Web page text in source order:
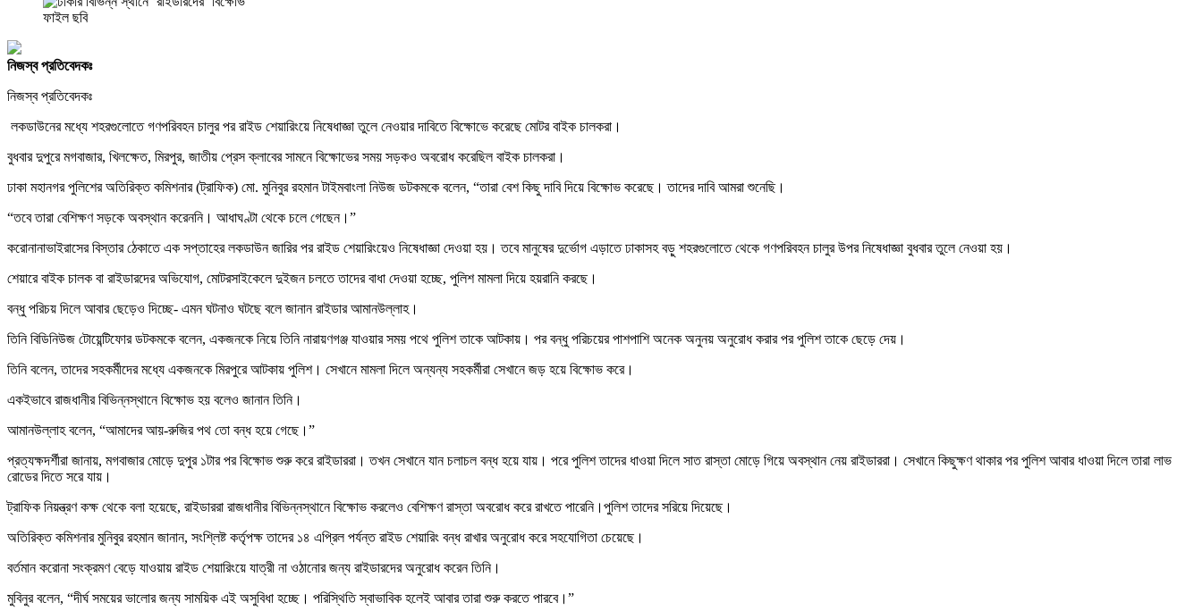
ফাইল ছবি
নিজস্ব প্রতিবেদকঃ
নিজস্ব প্রতিবেদকঃ
লকডাউনের মধ্যে শহরগুলোতে গণপরিবহন চালুর পর রাইড শেয়ারিংয়ে নিষেধাজ্ঞা তুলে নেওয়ার দাবিতে বিক্ষোভে করেছে মোটর বাইক চালকরা।
বুধবার দুপুরে মগবাজার, খিলক্ষেত, মিরপুর, জাতীয় প্রেস ক্লাবের সামনে বিক্ষোভের সময় সড়কও অবরোধ করেছিল বাইক চালকরা।
ঢাকা মহানগর পুলিশের অতিরিক্ত কমিশনার (ট্রাফিক) মো. মুনিবুর রহমান টাইমবাংলা নিউজ ডটকমকে বলেন, “তারা বেশ কিছু দাবি দিয়ে বিক্ষোভ করেছে। তাদের দাবি আমরা শুনেছি।
“তবে তারা বেশিক্ষণ সড়কে অবস্থান করেননি। আধাঘণ্টা থেকে চলে গেছেন।”
করোনানাভাইরাসের বিস্তার ঠেকাতে এক সপ্তাহের লকডাউন জারির পর রাইড শেয়ারিংয়েও নিষেধাজ্ঞা দেওয়া হয়। তবে মানুষের দুর্ভোগ এড়াতে ঢাকাসহ বড়ু শহরগুলোতে থেকে গণপরিবহন চালুর উপর নিষেধাজ্ঞা বুধবার তুলে নেওয়া হয়।
শেয়ারে বাইক চালক বা রাইডারদের অভিযোগ, মোটরসাইকেলে দুইজন চলতে তাদের বাধা দেওয়া হচ্ছে, পুলিশ মামলা দিয়ে হয়রানি করছে।
বন্ধু পরিচয় দিলে আবার ছেড়েও দিচ্ছে- এমন ঘটনাও ঘটছে বলে জানান রাইডার আমানউল্লাহ।
তিনি বিডিনিউজ টোয়েন্টিফোর ডটকমকে বলেন, একজনকে নিয়ে তিনি নারায়ণগঞ্জ যাওয়ার সময় পথে পুলিশ তাকে আটকায়। পর বন্ধু পরিচয়ের পাশপাশি অনেক অনুনয় অনুরোধ করার পর পুলিশ তাকে ছেড়ে দেয়।
তিনি বলেন, তাদের সহকর্মীদের মধ্যে একজনকে মিরপুরে আটকায় পুলিশ। সেখানে মামলা দিলে অন্যন্য সহকর্মীরা সেখানে জড় হয়ে বিক্ষোভ করে।
একইভাবে রাজধানীর বিভিন্নস্থানে বিক্ষোভ হয় বলেও জানান তিনি।
আমানউল্লাহ বলেন, “আমাদের আয়-রুজির পথ তো বন্ধ হয়ে গেছে।”
প্রত্যক্ষদর্শীরা জানায়, মগবাজার মোড়ে দুপুর ১টার পর বিক্ষোভ শুরু করে রাইডাররা। তখন সেখানে যান চলাচল বন্ধ হয়ে যায়। পরে পুলিশ তাদের ধাওয়া দিলে সাত রাস্তা মোড়ে গিয়ে অবস্থান নেয় রাইডাররা। সেখানে কিছুক্ষণ থাকার পর পুলিশ আবার ধাওয়া দিলে তারা লাভ
রোডের দিতে সরে যায়।
ট্রাফিক নিয়ন্ত্রণ কক্ষ থেকে বলা হয়েছে, রাইডাররা রাজধানীর বিভিন্নস্থানে বিক্ষোভ করলেও বেশিক্ষণ রাস্তা অবরোধ করে রাখতে পারেনি।পুলিশ তাদের সরিয়ে দিয়েছে।
অতিরিক্ত কমিশনার মুনিবুর রহমান জানান, সংশ্লিষ্ট কর্তৃপক্ষ তাদের ১৪ এপ্রিল পর্যন্ত রাইড শেয়ারিং বন্ধ রাখার অনুরোধ করে সহযোগিতা চেয়েছে।
বর্তমান করোনা সংক্রমণ বেড়ে যাওয়ায় রাইড শেয়ারিংয়ে যাত্রী না ওঠানোর জন্য রাইডারদের অনুরোধ করেন তিনি।
মুবিনুর বলেন, “দীর্ঘ সময়ের ভালোর জন্য সাময়িক এই অসুবিধা হচ্ছে। পরিস্থিতি স্বাভাবিক হলেই আবার তারা শুরু করতে পারবে।”